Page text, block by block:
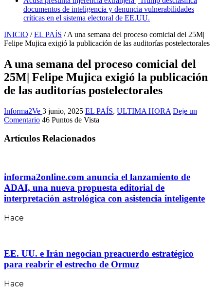
documentos de inteligencia y denuncia vulnerabilidades
críticas en el sistema electoral de EE.UU.
INICIO / EL PAÍS / A una semana del proceso comicial del 25M|
Felipe Mujica exigió la publicación de las auditorías postelectorales
A una semana del proceso comicial del
25M| Felipe Mujica exigió la publicación
de las auditorías postelectorales
Informa2Ve 3 junio, 2025 EL PAÍS, ULTIMA HORA Deje un
Comentario 46 Puntos de Vista
Artículos Relacionados
informa2online.com anuncia el lanzamiento de
ADAI, una nueva propuesta editorial de
interpretación astrológica con asistencia inteligente
Hace
EE. UU. e Irán negocian preacuerdo estratégico
para reabrir el estrecho de Ormuz
Hace